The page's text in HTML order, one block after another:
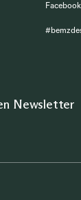
Facebook
Newsletter